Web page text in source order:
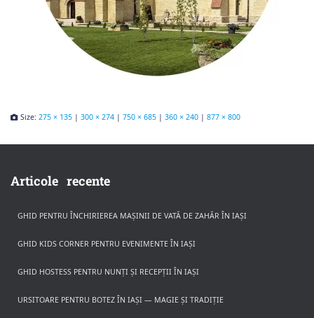
Size: 275 × 135 | 300 × 274 | 750 × 685 | 360 × 240 | 877 × 800
Articole recente
GHID PENTRU ÎNCHIRIEREA MAȘINII DE VATĂ DE ZAHĂR ÎN IAȘI
GHID KIDS CORNER PENTRU EVENIMENTE ÎN IAȘI
GHID HOSTESS PENTRU NUNȚI ȘI RECEPȚII ÎN IAȘI
URSITOARE PENTRU BOTEZ ÎN IAȘI — MAGIE ȘI TRADIȚIE